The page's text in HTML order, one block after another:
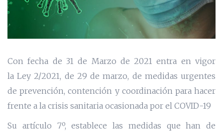
Con fecha de 31 de Marzo de 2021 entra en vigor
la Ley 2/2021, de 29 de marzo, de medidas urgentes
de prevención, contención y coordinación para hacer
frente a la crisis sanitaria ocasionada por el COVID-19
Su artículo 7º, establece las medidas que han de